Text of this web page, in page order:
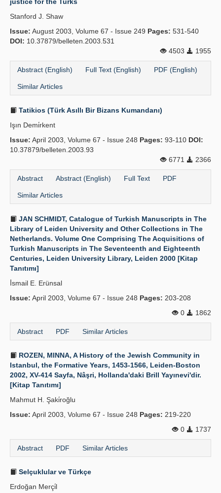
Stanford J. Shaw
Issue: August 2003, Volume 67 - Issue 249 Pages: 531-540
DOI: 10.37879/belleten.2003.531
4503
1955
Abstract (English) Full Text (English) PDF (English)
Similar Articles
Tatikios (Türk Asıllı Bir Bizans Kumandanı)
Işın Demi̇rkent
Issue: April 2003, Volume 67 - Issue 248 Pages: 93-110 DOI:
10.37879/belleten.2003.93
6771
2366
Abstract Abstract (English) Full Text PDF
Similar Articles
JAN SCHMIDT, Catalogue of Turkish Manuscripts in The
Library of Leiden University and Other Collections in The
Netherlands. Volume One Comprising The Acquisitions of
Turkish Manuscripts in The Seventeenth and Eighteenth
Centuries, Leiden University Library, Leiden 2000 [Kitap
Tanıtımı]
İ̇smail E. Erünsal
Issue: April 2003, Volume 67 - Issue 248 Pages: 203-208
0
1862
Abstract PDF Similar Articles
ROZEN, MINNA, A History of the Jewish Community in
Istanbul, the Formative Years, 1453-1566, Leiden-Boston
2002, XV-414 Sayfa, Nâşri, Hollanda'daki Brill Yayınevi'dir.
[Kitap Tanıtımı]
Mahmut H. Şaki̇roğlu
Issue: April 2003, Volume 67 - Issue 248 Pages: 219-220
0
1737
Abstract PDF Similar Articles
Selçuklular ve Türkçe
Erdoğan Merçi̇l